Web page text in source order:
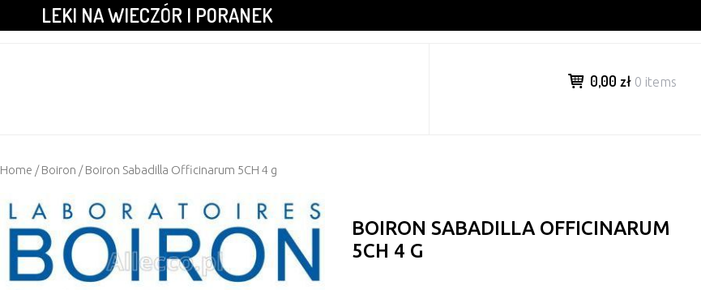
LEKI NA WIECZÓR I PORANEK
0,00 zł 0 items
Home /Boiron / Boiron Sabadilla Officinarum 5CH 4 g
BOIRON SABADILLA OFFICINARUM
5CH 4 G